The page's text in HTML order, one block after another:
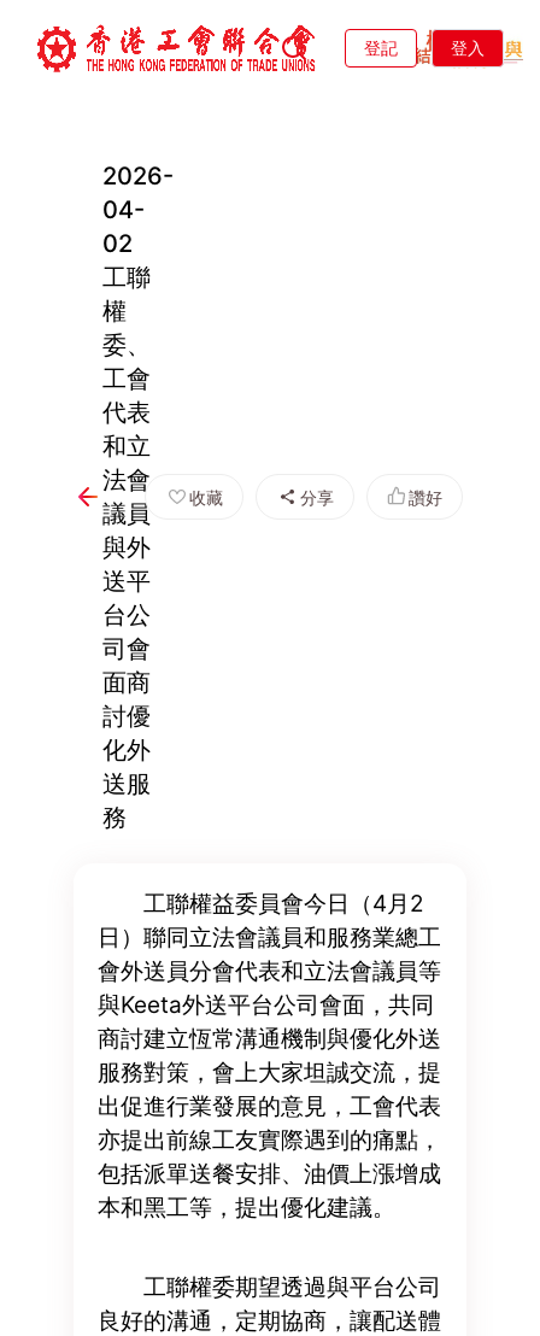
登記 登入
2026-
04-
02
工聯
權
委、
工會
代表
和立
法會
議員
與外
送平
台公
司會
面商
討優
化外
送服
務
收藏 分享 讚好
工聯權益委員會今日（4月2
日）聯同立法會議員和服務業總工
會外送員分會代表和立法會議員等
與Keeta外送平台公司會面，共同
商討建立恆常溝通機制與優化外送
服務對策，會上大家坦誠交流，提
出促進行業發展的意見，工會代表
亦提出前線工友實際遇到的痛點，
包括派單送餐安排、油價上漲增成
本和黑工等，提出優化建議。
工聯權委期望透過與平台公司
良好的溝通，定期協商，讓配送體